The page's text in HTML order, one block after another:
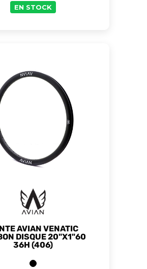
EN STOCK
AVIAN VENATIC
DISQUE 20"X1"60
36H (406)